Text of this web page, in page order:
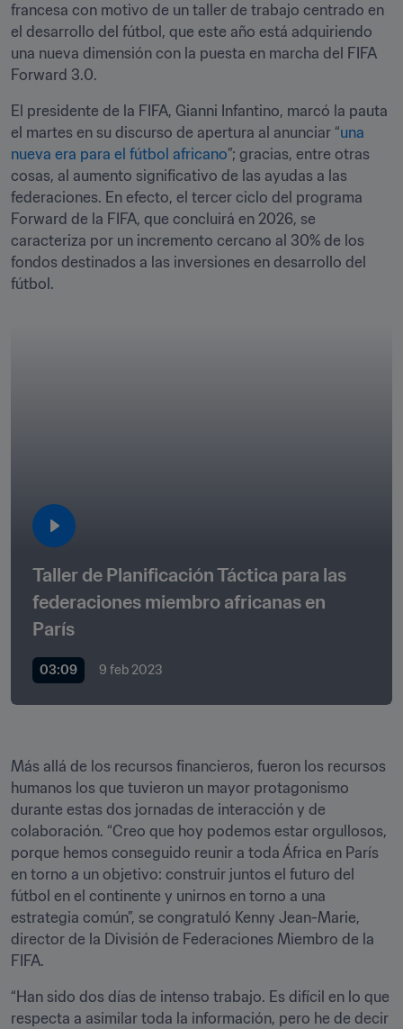
francesa con motivo de un taller de trabajo centrado en
el desarrollo del fútbol, que este año está adquiriendo
una nueva dimensión con la puesta en marcha del FIFA
Forward 3.0.
El presidente de la FIFA, Gianni Infantino, marcó la pauta
el martes en su discurso de apertura al anunciar “una
nueva era para el fútbol africano”; gracias, entre otras
cosas, al aumento significativo de las ayudas a las
federaciones. En efecto, el tercer ciclo del programa
Forward de la FIFA, que concluirá en 2026, se
caracteriza por un incremento cercano al 30% de los
fondos destinados a las inversiones en desarrollo del
fútbol.
Taller de Planificación Táctica para las
federaciones miembro africanas en
París
03:09 9 feb 2023
Más allá de los recursos financieros, fueron los recursos
humanos los que tuvieron un mayor protagonismo
durante estas dos jornadas de interacción y de
colaboración. “Creo que hoy podemos estar orgullosos,
porque hemos conseguido reunir a toda África en París
en torno a un objetivo: construir juntos el futuro del
fútbol en el continente y unirnos en torno a una
estrategia común”, se congratuló Kenny Jean-Marie,
director de la División de Federaciones Miembro de la
FIFA.
“Han sido dos días de intenso trabajo. Es difícil en lo que
respecta a asimilar toda la información, pero he de decir